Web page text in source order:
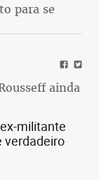
para se
ainda
militante
verdadeiro